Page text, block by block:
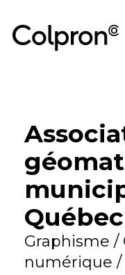
Québec
Graphisme /
numérique